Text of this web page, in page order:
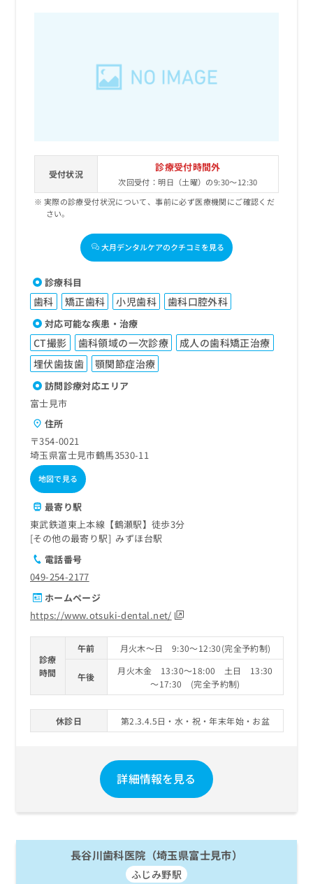
受付状況
診療受付時間外
次回受付：明日（土曜）の9:30～12:30
実際の診療受付状況について、事前に必ず医療機関にご確認くだ
さい。
大月デンタルケアのクチコミを見る
診療科目
歯科 矯正歯科 小児歯科 歯科口腔外科
対応可能な疾患・治療
CT撮影 歯科領域の一次診療
成人の歯科矯正治療
埋伏歯抜歯
顎関節症治療
訪問診療対応エリア
富士見市
住所
〒354-0021
埼玉県富士見市鶴馬3530-11
地図で見る
最寄り駅
東武鉄道東上本線【鶴瀬駅】徒歩3分
その他の最寄り駅
みずほ台駅
電話番号
049-254-2177
ホームページ
https://www.otsuki-dental.net/
診療
時間
午前 月火木～日 9:30～12:30(完全予約制)
午後
月火木金 13:30～18:00 土日 13:30
～17:30 (完全予約制)
休診日 第2.3.4.5日・水・祝・年末年始・お盆
詳細情報を見る
長谷川歯科医院（埼玉県富士見市）
ふじみ野駅